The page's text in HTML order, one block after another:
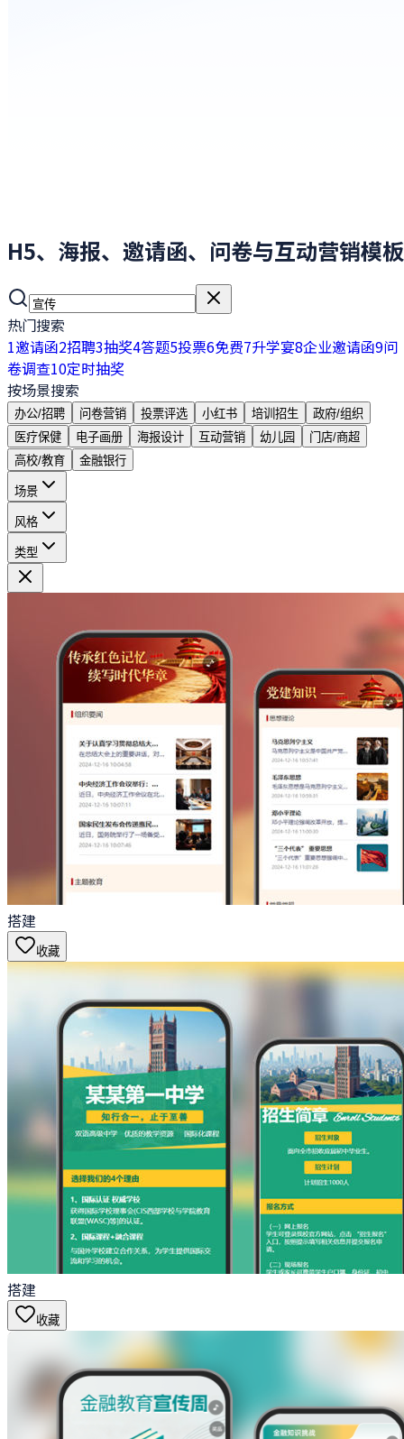
H5、海报、邀请函、问卷与互动营销模板
热门搜索
1邀请函2招聘3抽奖4答题5投票6免费7升学宴8企业邀请函9问
卷调查10定时抽奖
按场景搜索
办公/招聘 问卷营销 投票评选 小红书 培训招生
政府/组织
医疗保健
电子画册 海报设计 互动营销 幼儿园
门店/商超
高校/教育
金融银行
场景
风格
类型
搭建
收藏
搭建
收藏